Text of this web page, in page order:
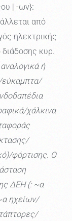
| -ων}:
από
ηλεκτρικής
διάδοσης κυρ.
αναλογικά ή
εύκαμπτα/
χάλκινα
φόρτισης. Ο
ΔΕΗ (: ~α
ηχείων/